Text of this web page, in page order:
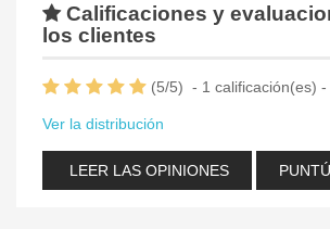
Calificaciones y
los clientes
(5/5) - 1 calificación(es) -
Ver la distribución
LEER LAS OPINIONES